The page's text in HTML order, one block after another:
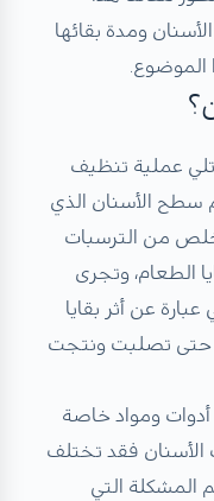
ومدة بقائها
الموضوع.
عملية تنظيف
سطح الأسنان الذي
من الترسبات
الطعام، وتجرى
عن أثر بقايا
ظلت معدل ٢٨ ساعة حتى تصلبت ونتجت
أدوات ومواد خاصة
الأسنان فقد تختلف
المشكلة التي